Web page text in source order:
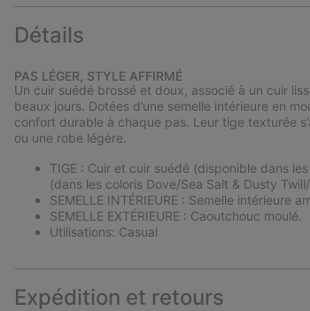
Détails
PAS LÉGER, STYLE AFFIRMÉ
Un cuir suédé brossé et doux, associé à un cuir
beaux jours. Dotées d’une semelle intérieure en
confort durable à chaque pas. Leur tige texturée
ou une robe légère.
TIGE : Cuir et cuir suédé (disponible dans
(dans les coloris Dove/Sea Salt & Dusty Twill/
SEMELLE INTÉRIEURE : Semelle intérieure
SEMELLE EXTÉRIEURE : Caoutchouc moulé.
Utilisations: Casual
Expédition et retours